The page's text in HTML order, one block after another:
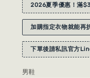
2026夏季優惠！滿
加購指定衣物就能再
下單後請私訊官方
男鞋